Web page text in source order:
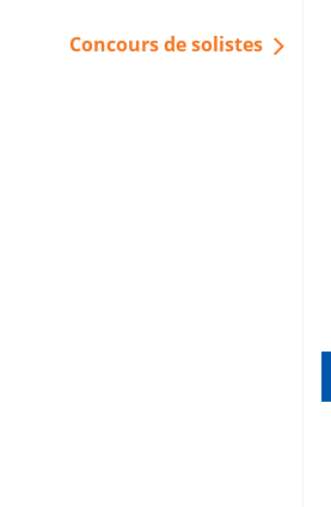
Concours de solistes